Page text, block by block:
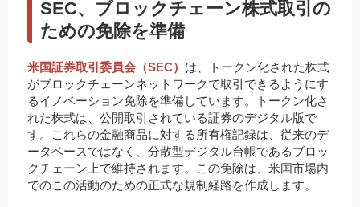
SEC、ブロックチェーン株式取引の
ための免除を準備
米国証券取引委員会（SEC） は、トークン化された株式
がブロックチェーンネットワークで取引できるようにす
るイノベーション免除を準備しています。トークン化さ
れた株式は、公開取引されている証券のデジタル版で
す。これらの金融商品に対する所有権記録は、従来のデ
ータベースではなく、分散型デジタル台帳であるブロッ
クチェーン上で維持されます。この免除は、米国市場内
でのこの活動のための正式な規制経路を作成します。